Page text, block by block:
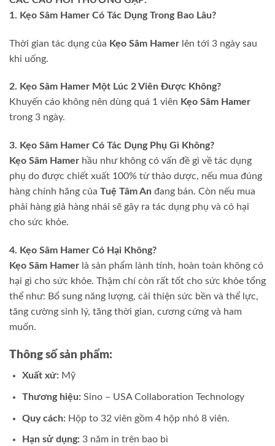
1. Kẹo Sâm Hamer Có Tác Dụng Trong Bao Lâu?
Thời gian tác dụng của Kẹo Sâm Hamer lên tới 3 ngày sau
khi uống.
2. Kẹo Sâm Hamer Một Lúc 2 Viên Được Không?
Khuyến cáo không nên dùng quá 1 viên Kẹo Sâm Hamer
trong 3 ngày.
3. Kẹo Sâm Hamer Có Tác Dụng Phụ Gì Không?
Kẹo Sâm Hamer hầu như không có vấn đề gì về tác dụng
phụ do được chiết xuất 100% từ thảo dược, nếu mua đúng
hàng chính hãng của Tuệ Tâm An đang bán. Còn nếu mua
phải hàng giả hàng nhái sẽ gây ra tác dụng phụ và có hại
cho sức khỏe.
4. Kẹo Sâm Hamer Có Hại Không?
Kẹo Sâm Hamer là sản phẩm lành tính, hoàn toàn không có
hại gì cho sức khỏe. Thậm chí còn rất tốt cho sức khỏe tổng
thể như: Bổ sung năng lượng, cải thiện sức bền và thể lực,
tăng cường sinh lý, tăng thời gian, cương cứng và ham
muốn.
Thông số sản phẩm:
Xuất xứ: Mỹ
Thương hiệu:Sino – USA Collaboration Technology
Quy cách: Hộp to 32 viên gồm 4 hộp nhỏ 8 viên.
Hạn sử dụng: 3 năm in trên bao bì